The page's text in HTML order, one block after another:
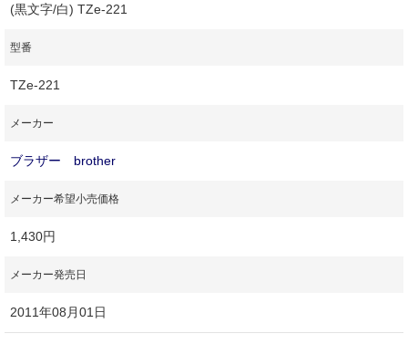
(黒文字/白) TZe-221
型番
TZe-221
メーカー
ブラザー brother
メーカー希望小売価格
1,430円
メーカー発売日
2011年08月01日